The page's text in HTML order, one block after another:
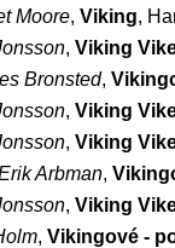
Moore, Viking,
, Viking
Bronsted,
, Viking
, Viking
Arbman,
, Viking
, Vikingové -